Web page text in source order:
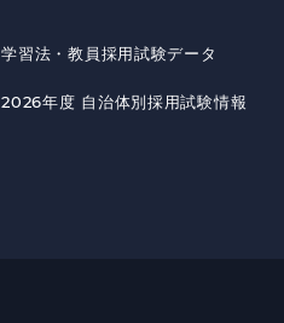
学習法・教員採用試験データ
2026年度 自治体別採用試験情報